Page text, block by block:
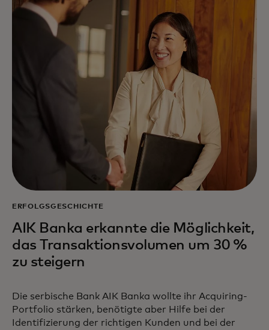
ERFOLGSGESCHICHTE
AIK Banka erkannte die Möglichkeit,
das Transaktionsvolumen um 30 %
zu steigern
Die serbische Bank AIK Banka wollte ihr Acquiring-
Portfolio stärken, benötigte aber Hilfe bei der
Identifizierung der richtigen Kunden und bei der